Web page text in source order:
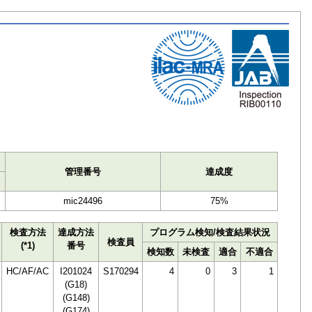
管理番号
達成度
mic24496 75%
検査方法
(*1)
達成方法
番号
検査員
プログラム検知/検査結果状況
検知数
未検査 適合
不適合
HC/AF/AC
I201024
(G18)
(G148)
S170294 4 0 3
1